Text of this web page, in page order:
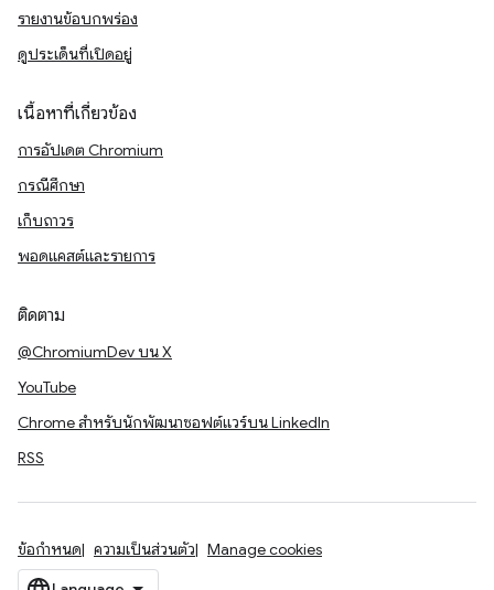
รายงานข้อบกพร่อง
ดูประเด็นที่เปิดอยู่
เนื้อหาที่เกี่ยวข้อง
การอัปเดต Chromium
กรณีศึกษา
เก็บถาวร
พอดแคสต์และรายการ
ติดตาม
@ChromiumDev บน X
YouTube
Chrome สำหรับนักพัฒนาซอฟต์แวร์บน LinkedIn
RSS
ข้อกำหนด ความเป็นส่วนตัว Manage cookies